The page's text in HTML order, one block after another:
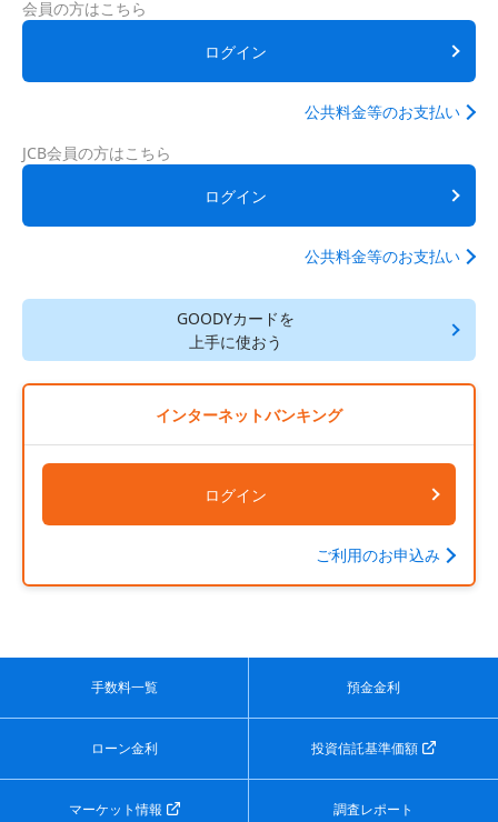
会員の方はこちら
ログイン
公共料金等のお支払い
JCB会員の方はこちら
ログイン
公共料金等のお支払い
GOODYカードを
上手に使おう
インターネットバンキング
ログイン
ご利用のお申込み
手数料一覧 預金金利
ローン金利 投資信託基準価額
マーケット情報 調査レポート